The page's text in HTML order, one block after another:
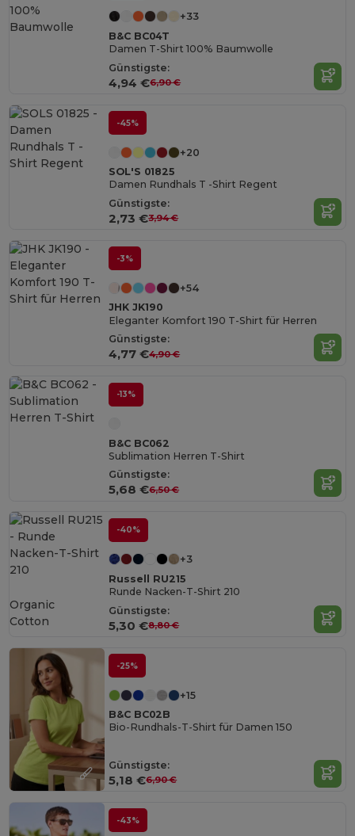
+33
B&C BC04T
Damen T-Shirt 100% Baumwolle
Günstigste:
4,94 €6,90 €
-45%
+20
SOL'S 01825
Damen Rundhals T -Shirt Regent
Günstigste:
2,73 €3,94 €
-3%
+54
JHK JK190
Eleganter Komfort 190 T-Shirt für Herren
Günstigste:
4,77 €4,90 €
-13%
B&C BC062
Sublimation Herren T-Shirt
Günstigste:
5,68 €6,50 €
-40%
+3
Russell RU215
Runde Nacken-T-Shirt 210
Günstigste:
5,30 €8,80 €
Organic
Cotton
-25%
+15
B&C BC02B
Bio-Rundhals-T-Shirt für Damen 150
Günstigste:
5,18 €6,90 €
-43%